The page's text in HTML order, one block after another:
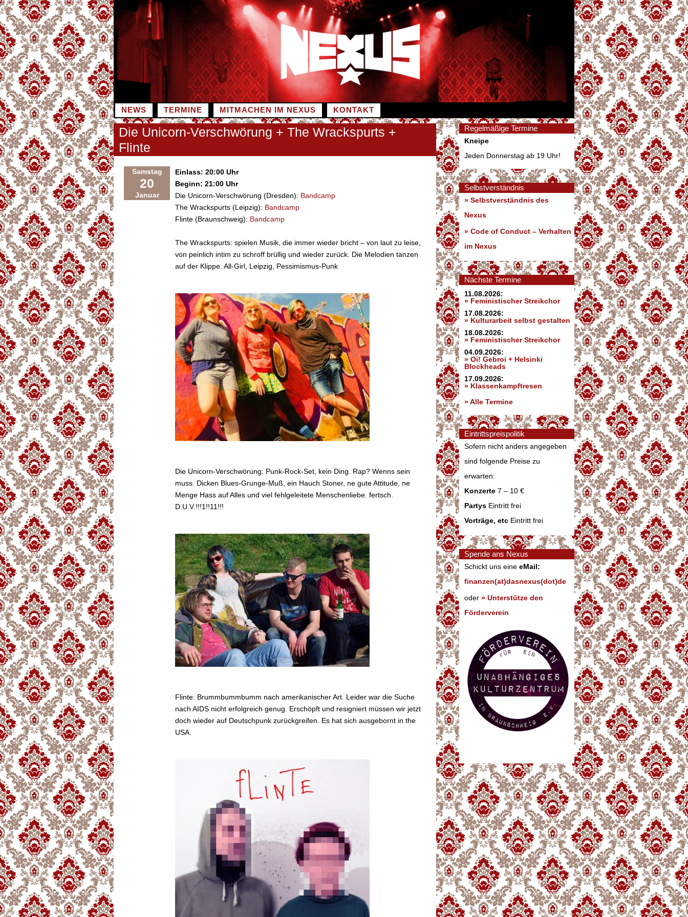
Zum
Inhalt
springen
NEWS TERMINE MITMACHEN IM NEXUS KONTAKT
Die Unicorn-Verschwörung + The Wrackspurts +
Flinte
Samstag
20
Januar
Einlass: 20:00 Uhr
Beginn: 21:00 Uhr
Die Unicorn-Verschwörung (Dresden): Bandcamp
The Wrackspurts (Leipzig): Bandcamp
Flinte (Braunschweig): Bandcamp
The Wrackspurts: spielen Musik, die immer wieder bricht – von laut zu leise,
von peinlich intim zu schroff brüllig und wieder zurück. Die Melodien tanzen
auf der Klippe. All-Girl, Leipzig, Pessimismus-Punk
Die Unicorn-Verschwörung: Punk-Rock-Set, kein Ding. Rap? Wenns sein
muss. Dicken Blues-Grunge-Muß, ein Hauch Stoner, ne gute Attitude, ne
Menge Hass auf Alles und viel fehlgeleitete Menschenliebe. fertsch.
D.U.V.!!!1!!11!!!
Flinte: Brummbummbumm nach amerikanischer Art. Leider war die Suche
nach AIDS nicht erfolgreich genug. Erschöpft und resigniert müssen wir jetzt
doch wieder auf Deutschpunk zurückgreifen. Es hat sich ausgebornt in the
USA.
Regelmäßige Termine
Kneipe
Jeden Donnerstag ab 19 Uhr!
Selbstverständnis
» Selbstverständnis des
Nexus
» Code of Conduct – Verhalten
im Nexus
Nächste Termine
11.08.2026:
» Feministischer Streikchor
17.08.2026:
» Kulturarbeit selbst gestalten
18.08.2026:
» Feministischer Streikchor
04.09.2026:
» Oi! Gebroi + Helsinki
Blockheads
17.09.2026:
» Klassenkampftresen
» Alle Termine
Eintrittspreispolitik
Sofern nicht anders angegeben
sind folgende Preise zu
erwarten:
Konzerte 7 – 10 €
Partys Eintritt frei
Vorträge, etc Eintritt frei
Spende ans Nexus
Schickt uns eine eMail:
finanzen(at)dasnexus(dot)de
oder » Unterstütze den
Förderverein